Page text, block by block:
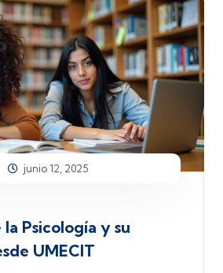
junio 12, 2025
Psicología y su
UMECIT